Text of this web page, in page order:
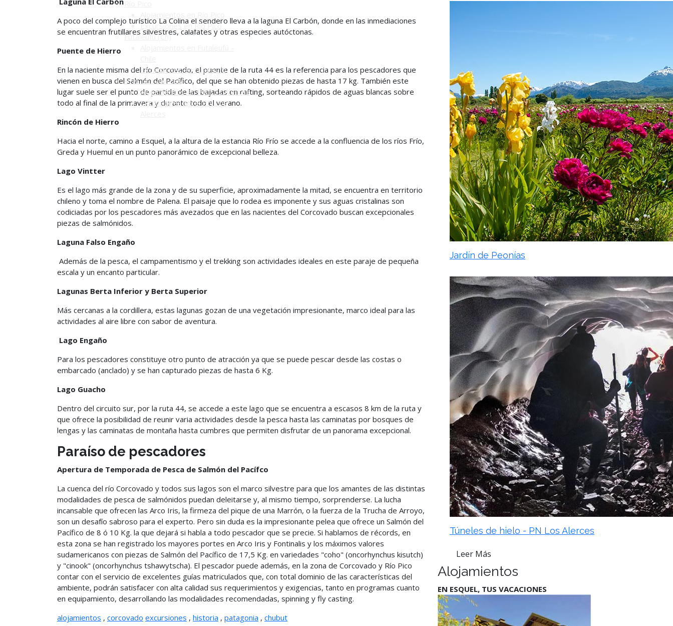
Excursiones en Río Pico
Futaleufú (Ch)
Excursiones en Futaleufú
P. N. Los Alerces
Alojamientos en PN Los Alerces
Excursiones en el PN Los
A poco del complejo turístico La Colina el sendero lleva a la laguna El Carbón, donde en las inmediaciones
se encuentran frutillares silvestres, calafates y otras especies autóctonas.
Puente de Hierro
En la naciente misma del río Corcovado, el puente de la ruta 44 es la referencia para los pescadores que
vienen en busca del Salmón del Pacífico, del que se han obtenido piezas de hasta 17 kg. También este
lugar suele ser el punto de partida de las bajadas en rafting, sorteando rápidos de aguas blancas sobre
todo al final de la primavera y durante todo el verano.
Rincón de Hierro
Hacia el norte, camino a Esquel, a la altura de la estancia Río Frío se accede a la confluencia de los ríos Frío,
Greda y Huemul en un punto panorámico de excepcional belleza.
Lago Vintter
Es el lago más grande de la zona y de su superficie, aproximadamente la mitad, se encuentra en territorio
chileno y toma el nombre de Palena. El paisaje que lo rodea es imponente y sus aguas cristalinas son
codiciadas por los pescadores más avezados que en las nacientes del Corcovado buscan excepcionales
piezas de salmónidos.
Laguna Falso Engaño
Además de la pesca, el campamentismo y el trekking son actividades ideales en este paraje de pequeña
escala y un encanto particular.
Lagunas Berta Inferior y Berta Superior
Más cercanas a la cordillera, estas lagunas gozan de una vegetación impresionante, marco ideal para las
actividades al aire libre con sabor de aventura.
Lago Engaño
Para los pescadores constituye otro punto de atracción ya que se puede pescar desde las costas o
embarcado (anclado) y se han capturado piezas de hasta 6 Kg.
Lago Guacho
Dentro del circuito sur, por la ruta 44, se accede a este lago que se encuentra a escasos 8 km de la ruta y
que ofrece la posibilidad de reunir varia actividades desde la pesca hasta las caminatas por bosques de
lengas y las caminatas de montaña hasta cumbres que permiten disfrutar de un panorama excepcional.
Paraíso de pescadores
Apertura de Temporada de Pesca de Salmón del Pacífco
La cuenca del río Corcovado y todos sus lagos son el marco silvestre para que los amantes de las distintas
modalidades de pesca de salmónidos puedan deleitarse y, al mismo tiempo, sorprenderse. La lucha
incansable que ofrecen las Arco Iris, la firmeza del pique de una Marrón, o la fuerza de la Trucha de Arroyo,
son un desafío sabroso para el experto. Pero sin duda es la impresionante pelea que ofrece un Salmón del
Pacífico de 8 ó 10 Kg. la que dejará si habla a todo pescador que se precie. Si hablamos de récords, en
esta zona se han registrado los mayores portes en Arco Iris y Fontinalis y los máximos valores
sudamericanos con piezas de Salmón del Pacífico de 17,5 Kg. en variedades "coho" (oncorhynchus kisutch)
y "cinook" (oncorhynchus tshawytscha). El pescador puede además, en la zona de Corcovado y Río Pico
contar con el servicio de excelentes guías matriculados que, con total dominio de las características del
ambiente, podrán satisfacer con alta calidad sus requerimientos y exigencias, tanto en programas cuanto
en equipamiento, desarrollando las modalidades recomendadas, spinning y fly casting.
alojamientos , corcovado excursiones , historia , patagonia , chubut
Jardín de Peonías
Túneles de hielo - PN Los Alerces
Leer Más
Alojamientos
EN ESQUEL, TUS VACACIONES